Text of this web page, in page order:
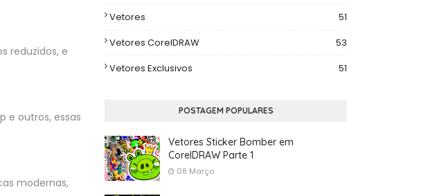
reduzidos, e
e outros, essas
modernas,
Vetores
51
Vetores CorelDRAW
53
Vetores Exclusivos
51
POSTAGEM POPULARES
Vetores Sticker Bomber em
CorelDRAW Parte 1
08 Março